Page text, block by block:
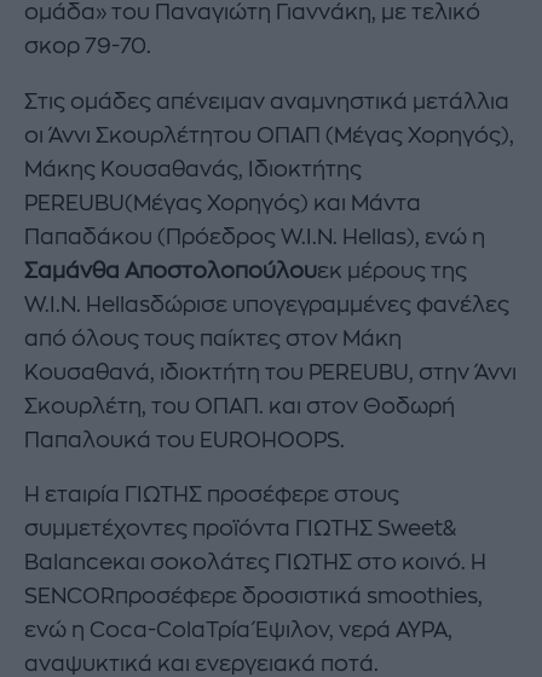
ομάδα» του Παναγιώτη Γιαννάκη, με τελικό
σκορ 79-70.
Στις ομάδες απένειμαν αναμνηστικά μετάλλια
οι Άννι Σκουρλέτητου ΟΠΑΠ (Μέγας Χορηγός),
Μάκης Κουσαθανάς, Ιδιοκτήτης
PEREUBU(Μέγας Χορηγός) και Μάντα
Παπαδάκου (Πρόεδρος W.I.N. Hellas), ενώ η
Σαμάνθα Αποστολοπούλουεκ μέρους της
W.I.N. Hellasδώρισε υπογεγραμμένες φανέλες
από όλους τους παίκτες στον Μάκη
Κουσαθανά, ιδιοκτήτη του PEREUBU, στην Άννι
Σκουρλέτη, του ΟΠΑΠ. και στον Θοδωρή
Παπαλουκά του EUROHOOPS.
Η εταιρία ΓΙΩΤΗΣ προσέφερε στους
συμμετέχοντες προϊόντα ΓΙΩΤΗΣ Sweet&
Balanceκαι σοκολάτες ΓΙΩΤΗΣ στο κοινό. Η
SENCORπροσέφερε δροσιστικά smoothies,
ενώ η Coca-ColaΤρία Έψιλον, νερά ΑΥΡΑ,
αναψυκτικά και ενεργειακά ποτά.